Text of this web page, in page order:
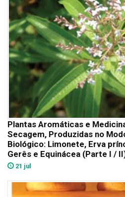
Plantas Aromáticas e
Secagem, Produzidas no
Biológico: Limonete, Erva
Gerês e Equinácea (Parte I /
21 jul